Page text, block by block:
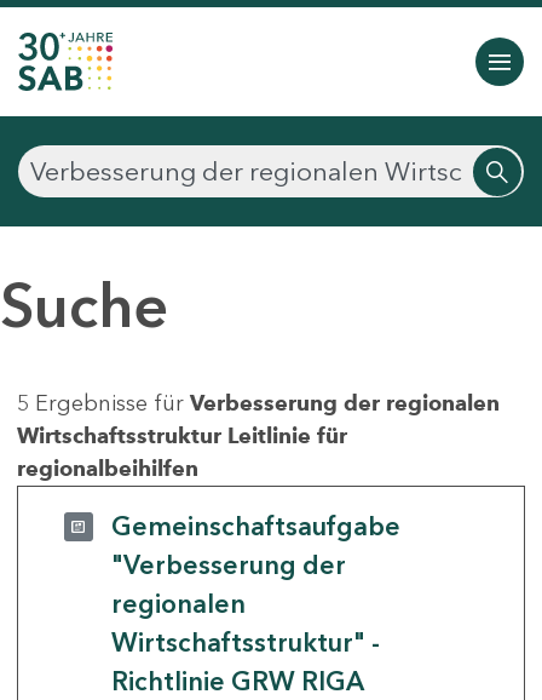
Suche
5 Ergebnisse für Verbesserung der regionalen
Wirtschaftsstruktur Leitlinie für
regionalbeihilfen
Gemeinschaftsaufgabe
"Verbesserung der
regionalen
Wirtschaftsstruktur" -
Richtlinie GRW RIGA